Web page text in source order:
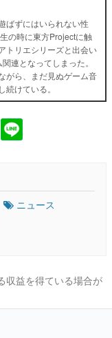
ばずにはいられない性
の時に東方Projectに触
トリエシリーズと出会い
連となってしまった。
がら、まだ見ぬゲーム音
けている。
ニュース
収益を得ている場合が